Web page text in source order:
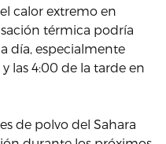
calor extremo en
térmica podría
día, especialmente
las 4:00 de la tarde en
de polvo del Sahara